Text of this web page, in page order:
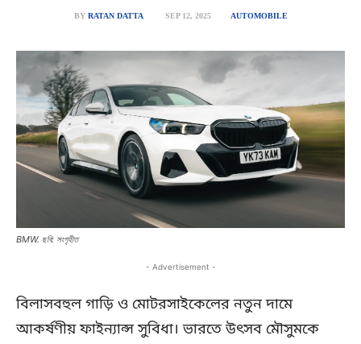
BY RATAN DATTA SEP 12, 2025 AUTOMOBILE
BMW. ছবি: সংগৃহীত
- Advertisement -
বিলাসবহুল গাড়ি ও মোটরসাইকেলের নতুন দামে
আকর্ষণীয় ফাইন্যান্স সুবিধা। ভারতে উৎসব মৌসুমকে